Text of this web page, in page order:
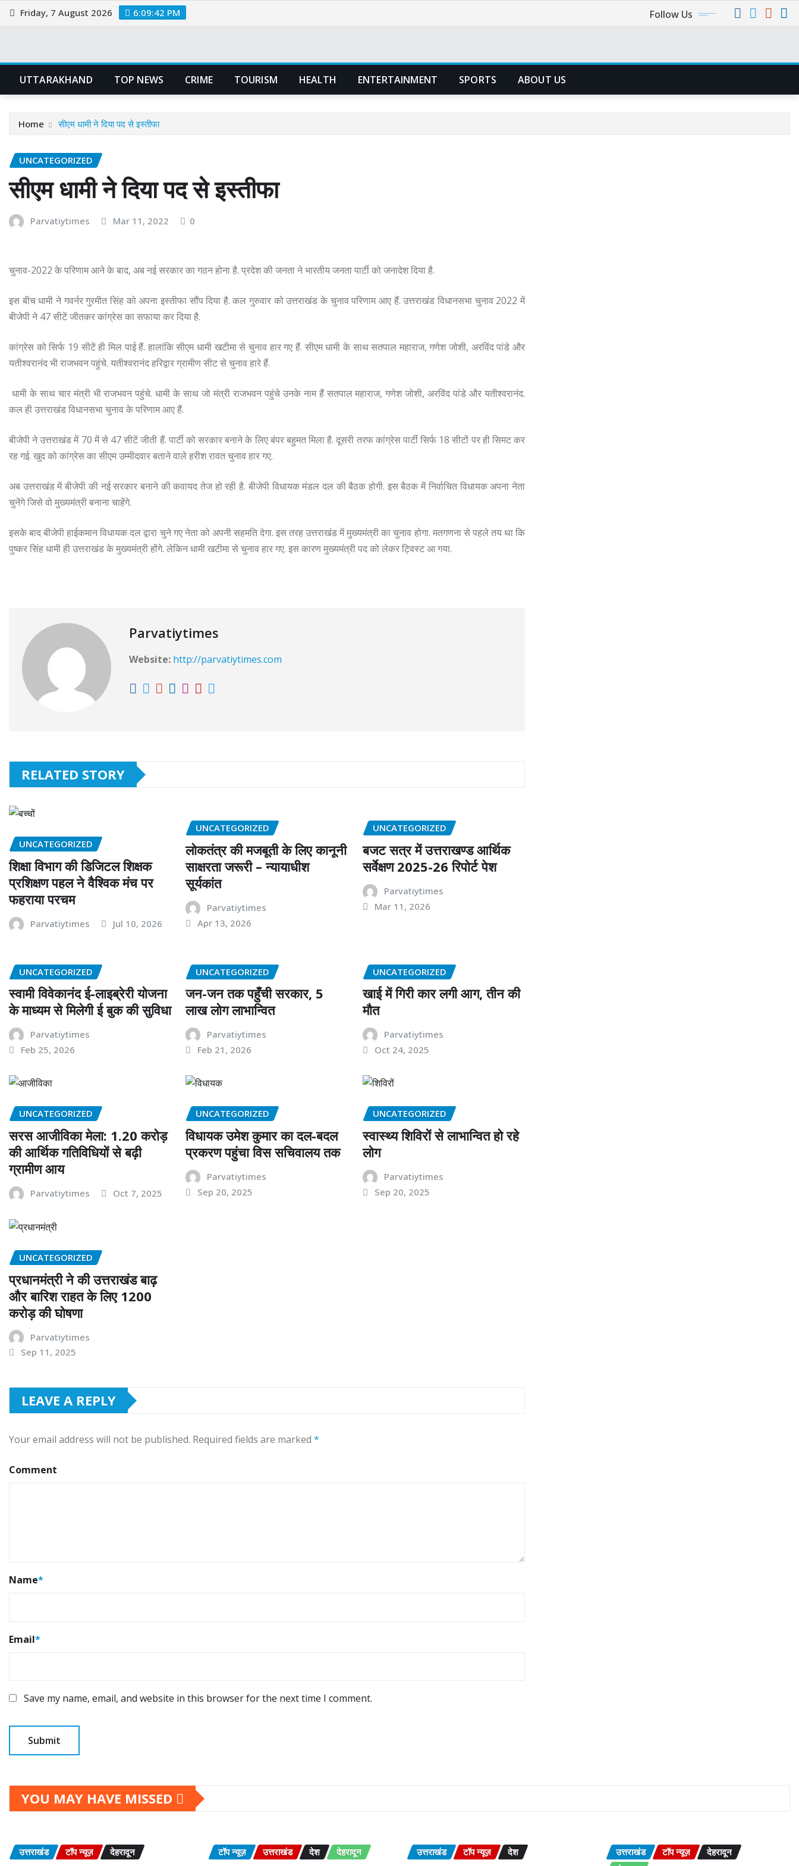
Skip
to
Friday, 7 August 2026 6:09:42 PM Follow Us
UTTARAKHAND TOP NEWS CRIME TOURISM HEALTH ENTERTAINMENT SPORTS ABOUT US
Home सीएम धामी ने दिया पद से इस्तीफा
UNCATEGORIZED
सीएम धामी ने दिया पद से इस्तीफा
Parvatiytimes Mar 11, 2022 0
चुनाव-2022 के परिणाम आने के बाद, अब नई सरकार का गठन होना है. प्रदेश की जनता ने भारतीय जनता पार्टी को जनादेश दिया है.
इस बीच धामी ने गवर्नर गुरमीत सिंह को अपना इस्तीफा सौंप दिया है. कल गुरुवार को उत्तराखंड के चुनाव परिणाम आए हैं. उत्तराखंड विधानसभा चुनाव 2022 में
बीजेपी ने 47 सीटें जीतकर कांग्रेस का सफाया कर दिया है.
कांग्रेस को सिर्फ 19 सीटें ही मिल पाई हैं. हालांकि सीएम धामी खटीमा से चुनाव हार गए हैं. सीएम धामी के साथ सतपाल महाराज, गणेश जोशी, अरविंद पांडे और
यतीश्वरानंद भी राजभवन पहुंचे. यतीश्वरानंद हरिद्वार ग्रामीण सीट से चुनाव हारे हैं.
धामी के साथ चार मंत्री भी राजभवन पहुंचे. धामी के साथ जो मंत्री राजभवन पहुंचे उनके नाम हैं सतपाल महाराज, गणेश जोशी, अरविंद पांडे और यतीश्वरानंद.
कल ही उत्तराखंड विधानसभा चुनाव के परिणाम आए हैं.
बीजेपी ने उत्तराखंड में 70 में से 47 सीटें जीती हैं. पार्टी को सरकार बनाने के लिए बंपर बहुमत मिला है. दूसरी तरफ कांग्रेस पार्टी सिर्फ 18 सीटों पर ही सिमट कर
रह गई. खुद को कांग्रेस का सीएम उम्मीदवार बताने वाले हरीश रावत चुनाव हार गए.
अब उत्तराखंड में बीजेपी की नई सरकार बनाने की कवायद तेज हो रही है. बीजेपी विधायक मंडल दल की बैठक होगी. इस बैठक में निर्वाचित विधायक अपना नेता
चुनेंगे जिसे वो मुख्यमंत्री बनाना चाहेंगे.
इसके बाद बीजेपी हाईकमान विधायक दल द्वारा चुने गए नेता को अपनी सहमति देगा. इस तरह उत्तराखंड में मुख्यमंत्री का चुनाव होगा. मतगणना से पहले तय था कि
पुष्कर सिंह धामी ही उत्तराखंड के मुख्यमंत्री होंगे. लेकिन धामी खटीमा से चुनाव हार गए. इस कारण मुख्यमंत्री पद को लेकर ट्विस्ट आ गया.
Parvatiytimes
Website: http://parvatiytimes.com
RELATED STORY
UNCATEGORIZED
शिक्षा विभाग की डिजिटल शिक्षक
प्रशिक्षण पहल ने वैश्विक मंच पर
फहराया परचम
Parvatiytimes Jul 10, 2026
UNCATEGORIZED
लोकतंत्र की मजबूती के लिए कानूनी
साक्षरता जरूरी – न्यायाधीश
सूर्यकांत
Parvatiytimes
Apr 13, 2026
UNCATEGORIZED
बजट सत्र में उत्तराखण्ड आर्थिक
सर्वेक्षण 2025-26 रिपोर्ट पेश
Parvatiytimes
Mar 11, 2026
UNCATEGORIZED
स्वामी विवेकानंद ई-लाइब्रेरी योजना
के माध्यम से मिलेगी ई बुक की सुविधा
Parvatiytimes
Feb 25, 2026
UNCATEGORIZED
जन-जन तक पहुँची सरकार, 5
लाख लोग लाभान्वित
Parvatiytimes
Feb 21, 2026
UNCATEGORIZED
खाई में गिरी कार लगी आग, तीन की
मौत
Parvatiytimes
Oct 24, 2025
UNCATEGORIZED
सरस आजीविका मेला: 1.20 करोड़
की आर्थिक गतिविधियों से बढ़ी
ग्रामीण आय
Parvatiytimes Oct 7, 2025
UNCATEGORIZED
विधायक उमेश कुमार का दल-बदल
प्रकरण पहुंचा विस सचिवालय तक
Parvatiytimes
Sep 20, 2025
UNCATEGORIZED
स्वास्थ्य शिविरों से लाभान्वित हो रहे
लोग
Parvatiytimes
Sep 20, 2025
UNCATEGORIZED
प्रधानमंत्री ने की उत्तराखंड बाढ़
और बारिश राहत के लिए 1200
करोड़ की घोषणा
Parvatiytimes
Sep 11, 2025
LEAVE A REPLY
Your email address will not be published. Required fields are marked *
Comment
Name*
Email*
Save my name, email, and website in this browser for the next time I comment.
YOU MAY HAVE MISSED
उत्तराखंड टॉप न्यूज़ देहरादून टॉप न्यूज़ उत्तराखंड देश देहरादून उत्तराखंड टॉप न्यूज़ देश उत्तराखंड टॉप न्यूज़
देहरादून